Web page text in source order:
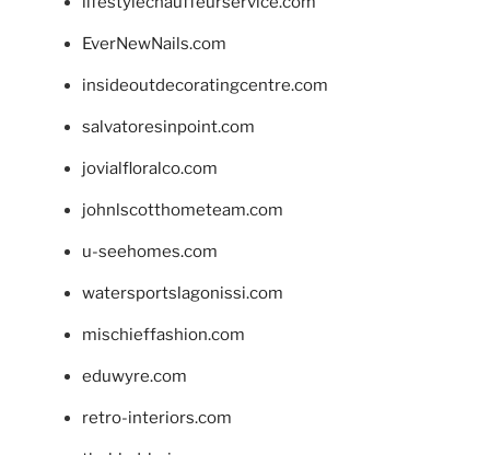
EverNewNails.com
insideoutdecoratingcentre.com
salvatoresinpoint.com
jovialfloralco.com
johnlscotthometeam.com
u-seehomes.com
watersportslagonissi.com
mischieffashion.com
eduwyre.com
retro-interiors.com